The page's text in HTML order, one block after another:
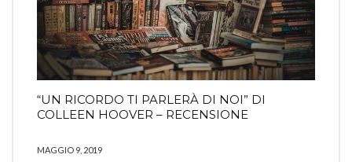
“UN RICORDO TI PARLERÀ DI NOI” DI
COLLEEN HOOVER – RECENSIONE
MAGGIO 9, 2019